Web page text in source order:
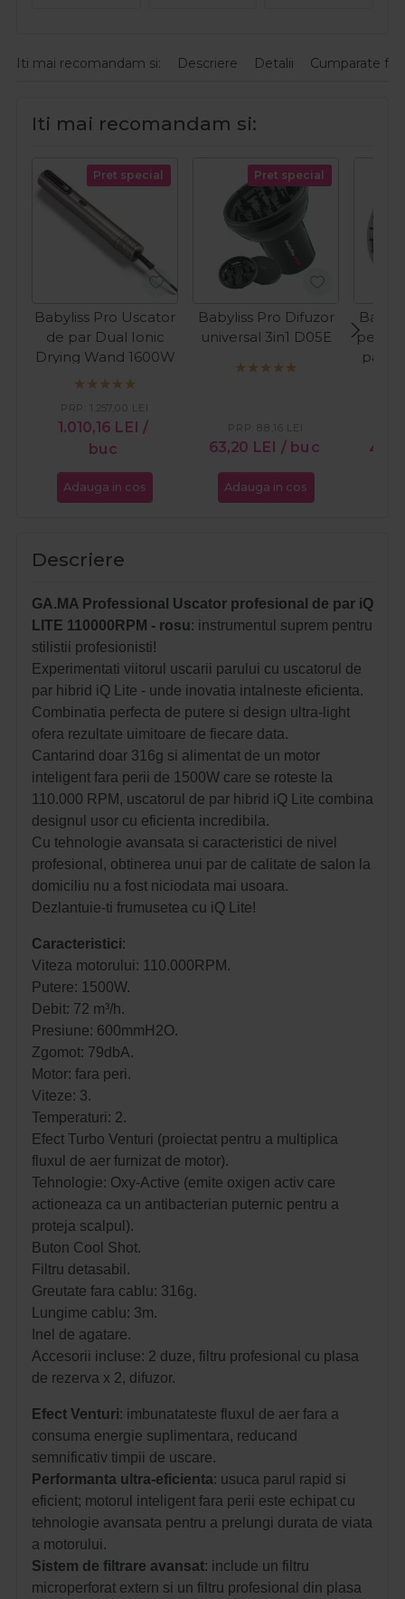
Iti mai recomandam si: Descriere Detalii Cumparate
Iti mai recomandam si:
Pret special
Babyliss Pro Uscator
de par Dual Ionic
Drying Wand 1600W
1.010,16 LEI /
buc
PRP: 1.257,00 LEI
Adauga in cos
Pret special
Babyliss Pro Difuzor
universal 3in1 D05E
63,20 LEI / buc
PRP:88,16 LEI
Adauga in cos
pentru
par
Descriere
GA.MA Professional Uscator profesional de par iQ
LITE 110000RPM - rosu: instrumentul suprem pentru
stilistii profesionisti!
Experimentati viitorul uscarii parului cu uscatorul de
par hibrid iQ Lite - unde inovatia intalneste eficienta.
Combinatia perfecta de putere si design ultra-light
ofera rezultate uimitoare de fiecare data.
Cantarind doar 316g si alimentat de un motor
inteligent fara perii de 1500W care se roteste la
110.000 RPM, uscatorul de par hibrid iQ Lite combina
designul usor cu eficienta incredibila.
Cu tehnologie avansata si caracteristici de nivel
profesional, obtinerea unui par de calitate de salon la
domiciliu nu a fost niciodata mai usoara.
Dezlantuie-ti frumusetea cu iQ Lite!
Caracteristici:
Viteza motorului: 110.000RPM.
Putere: 1500W.
Debit: 72 m³/h.
Presiune: 600mmH2O.
Zgomot: 79dbA.
Motor: fara peri.
Viteze: 3.
Temperaturi: 2.
Efect Turbo Venturi (proiectat pentru a multiplica
fluxul de aer furnizat de motor).
Tehnologie: Oxy-Active (emite oxigen activ care
actioneaza ca un antibacterian puternic pentru a
proteja scalpul).
Buton Cool Shot.
Filtru detasabil.
Greutate fara cablu: 316g.
Lungime cablu: 3m.
Inel de agatare.
Accesorii incluse: 2 duze, filtru profesional cu plasa
de rezerva x 2, difuzor.
Efect Venturi: imbunatateste fluxul de aer fara a
consuma energie suplimentara, reducand
semnificativ timpii de uscare.
Performanta ultra-eficienta: usuca parul rapid si
eficient; motorul inteligent fara perii este echipat cu
tehnologie avansata pentru a prelungi durata de viata
a motorului.
Sistem de filtrare avansat: include un filtru
microperforat extern si un filtru profesional din plasa